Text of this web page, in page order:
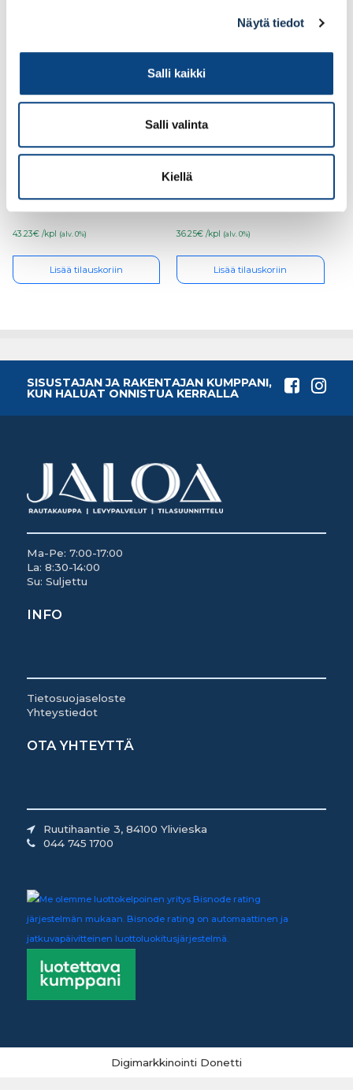
Näytä tiedot
Salli kaikki
Salli valinta
Kiellä
Kubala 1622 piikkitela
43.23€ /kpl (alv. 0%)
Lisää tilauskoriin
Kubala 1666 piikkitela
36.25€ /kpl (alv. 0%)
Lisää tilauskoriin
SISUSTAJAN JA RAKENTAJAN KUMPPANI,
KUN HALUAT ONNISTUA KERRALLA
Ma-Pe: 7:00-17:00
La: 8:30-14:00
Su: Suljettu
INFO
Tietosuojaseloste
Yhteystiedot
OTA YHTEYTTÄ
Ruutihaantie 3, 84100 Ylivieska
044 745 1700
Digimarkkinointi Donetti